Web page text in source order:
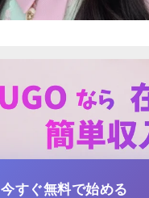
今すぐ無料で始める